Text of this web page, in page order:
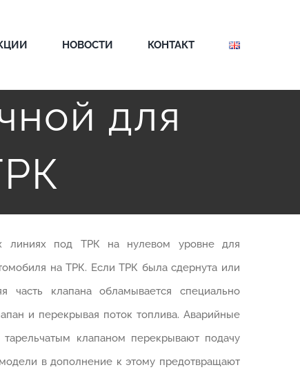
НОВОСТИ КОНТАКТ
для
линиях под ТРК на нулевом уровне для
на ТРК. Если ТРК была сдернута или
часть клапана обламывается специально
и перекрывая поток топлива. Аварийные
клапаном перекрывают подачу
в дополнение к этому предотвращают